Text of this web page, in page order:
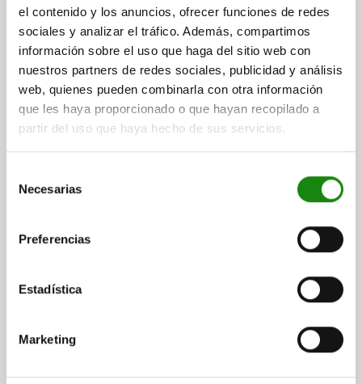
el contenido y los anuncios, ofrecer funciones de redes
sociales y analizar el tráfico. Además, compartimos
información sobre el uso que haga del sitio web con
nuestros partners de redes sociales, publicidad y análisis
web, quienes pueden combinarla con otra información
que les haya proporcionado o que hayan recopilado a
partir del uso que haya hecho de sus servicios.
Necesarias
Preferencias
Estadística
Marketing
GANCHO DE SUJECIÓN D=25 H=66,5, FORMA:D
ACERO TEMPLE+REVENI.
ALTURA=66,5 DIÁMETRO=25 FORMA=D B=18 D1=10,6 D3=14
H1=32
H3=16,5 R=16 R1=50 F MÁX. KN =11,8
$1,641.96
DETALLES
CAD
DESCARGAS